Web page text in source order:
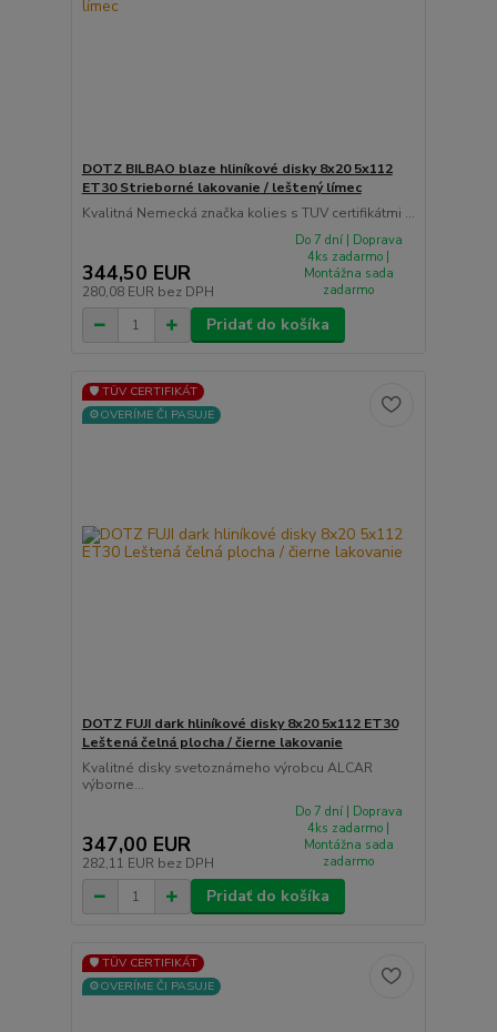
DOTZ BILBAO blaze hliníkové disky 8x20 5x112
ET30 Strieborné lakovanie / leštený límec
Kvalitná Nemecká značka kolies s TUV certifikátmi ...
344,50 EUR
280,08 EUR bez DPH
Do 7 dní | Doprava
4ks zadarmo |
Montážna sada
zadarmo
Pridať do košíka
🛡️ TÜV CERTIFIKÁT
⚙️OVERÍME ČI PASUJE
DOTZ FUJI dark hliníkové disky 8x20 5x112 ET30
Leštená čelná plocha / čierne lakovanie
Kvalitné disky svetoznámeho výrobcu ALCAR
výborne...
347,00 EUR
282,11 EUR bez DPH
Do 7 dní | Doprava
4ks zadarmo |
Montážna sada
zadarmo
Pridať do košíka
🛡️ TÜV CERTIFIKÁT
⚙️OVERÍME ČI PASUJE